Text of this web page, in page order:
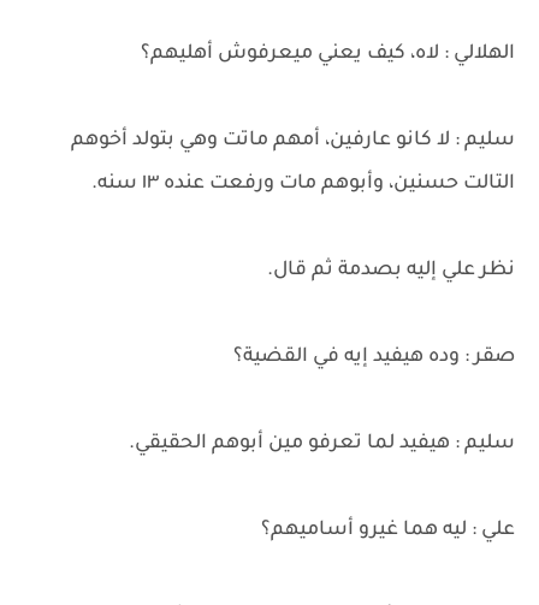
الهلالي : لاه، كيف يعني ميعرفوش أهليهم؟
سليم : لا كانو عارفين، أمهم ماتت وهي بتولد أخوهم
التالت حسنين، وأبوهم مات ورفعت عنده ١٣ سنه.
نظر علي إليه بصدمة ثم قال.
صقر : وده هيفيد إيه في القضية؟
سليم : هيفيد لما تعرفو مين أبوهم الحقيقي.
علي : ليه هما غيرو أساميهم؟